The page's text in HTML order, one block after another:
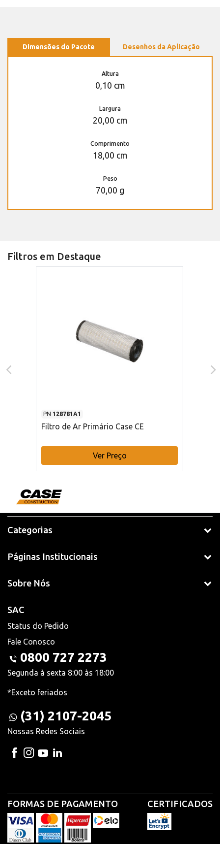
Dimensões do Pacote Desenhos da Aplicação
Altura
0,10 cm
Largura
20,00 cm
Comprimento
18,00 cm
Peso
70,00 g
Filtros em Destaque
PN 128781A1
Filtro de Ar Primário Case CE
Ver Preço
Categorias
Páginas Institucionais
Sobre Nós
SAC
Status do Pedido
Fale Conosco
0800 727 2273
Segunda à sexta 8:00 às 18:00
*Exceto feriados
(31) 2107-2045
Nossas Redes Sociais
FORMAS DE PAGAMENTO CERTIFICADOS